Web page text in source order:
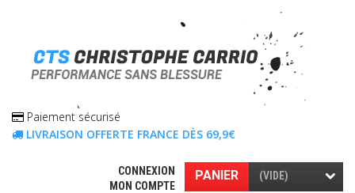
Paiement sécurisé
LIVRAISON OFFERTE FRANCE DÈS 69,9€
PANIER (VIDE)
CONNEXION
MON COMPTE